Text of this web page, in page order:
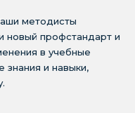
методисты
новый профстандарт и
в учебные
знания и навыки,